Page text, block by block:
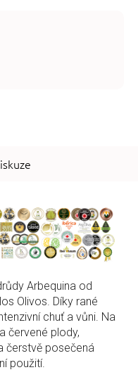
Arbequina od
Olivos. Díky rané
chuť a vůni. Na
červené plody,
čerstvě posečená
použití.